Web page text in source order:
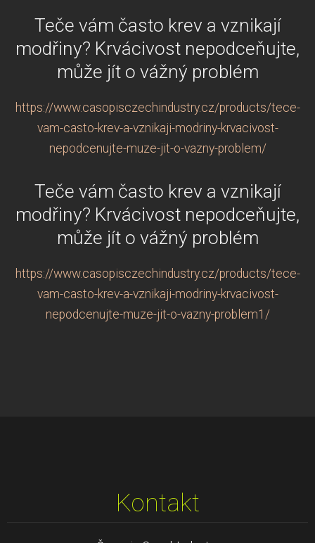
Teče vám často krev a vznikají
modřiny? Krvácivost nepodceňujte,
může jít o vážný problém
https://www.casopisczechindustry.cz/products/tece-
vam-casto-krev-a-vznikaji-modriny-krvacivost-
nepodcenujte-muze-jit-o-vazny-problem/
Teče vám často krev a vznikají
modřiny? Krvácivost nepodceňujte,
může jít o vážný problém
https://www.casopisczechindustry.cz/products/tece-
vam-casto-krev-a-vznikaji-modriny-krvacivost-
nepodcenujte-muze-jit-o-vazny-problem1/
Kontakt